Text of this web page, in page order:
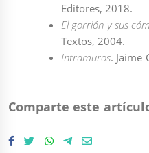
Editores, 2018.
El gorrión y sus
Textos, 2004.
Intramuros. Jaime
Comparte este